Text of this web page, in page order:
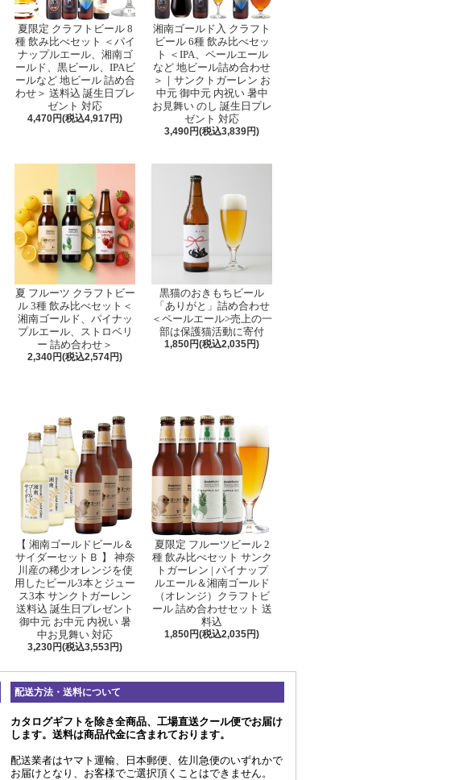
夏限定 クラフトビール 8
種 飲み比べセット ＜パイ
ナップルエール、湘南ゴ
ールド、黒ビール、IPAビ
ールなど 地ビール 詰め合
わせ＞ 送料込 誕生日プレ
ゼント 対応
4,470円(税込4,917円)
湘南ゴールド入 クラフト
ビール 6種 飲み比べセッ
ト ＜IPA、ペールエール
など 地ビール詰め合わせ
＞｜サンクトガーレン お
中元 御中元 内祝い 暑中
お見舞い のし 誕生日プレ
ゼント 対応
3,490円(税込3,839円)
夏 フルーツ クラフトビー
ル 3種 飲み比べセット＜
湘南ゴールド、パイナッ
プルエール、ストロベリ
ー 詰め合わせ＞
2,340円(税込2,574円)
黒猫のおきもちビール
「ありがと」詰め合わせ
＜ペールエール>売上の一
部は保護猫活動に寄付
1,850円(税込2,035円)
【 湘南ゴールドビール＆
サイダーセットＢ 】 神奈
川産の稀少オレンジを使
用したビール3本とジュー
ス3本 サンクトガーレン
送料込 誕生日プレゼント
御中元 お中元 内祝い 暑
中お見舞い 対応
3,230円(税込3,553円)
夏限定 フルーツビール 2
種 飲み比べセット サンク
トガーレン | パイナップ
ルエール＆湘南ゴールド
（オレンジ）クラフトビ
ール 詰め合わせセット 送
料込
1,850円(税込2,035円)
配送方法・送料について
カタログギフトを除き全商品、工場直送クール便でお届け
します。送料は商品代金に含まれております。
配送業者はヤマト運輸、日本郵便、佐川急便のいずれかで
お届けとなり、お客様でご選択頂くことはできません。